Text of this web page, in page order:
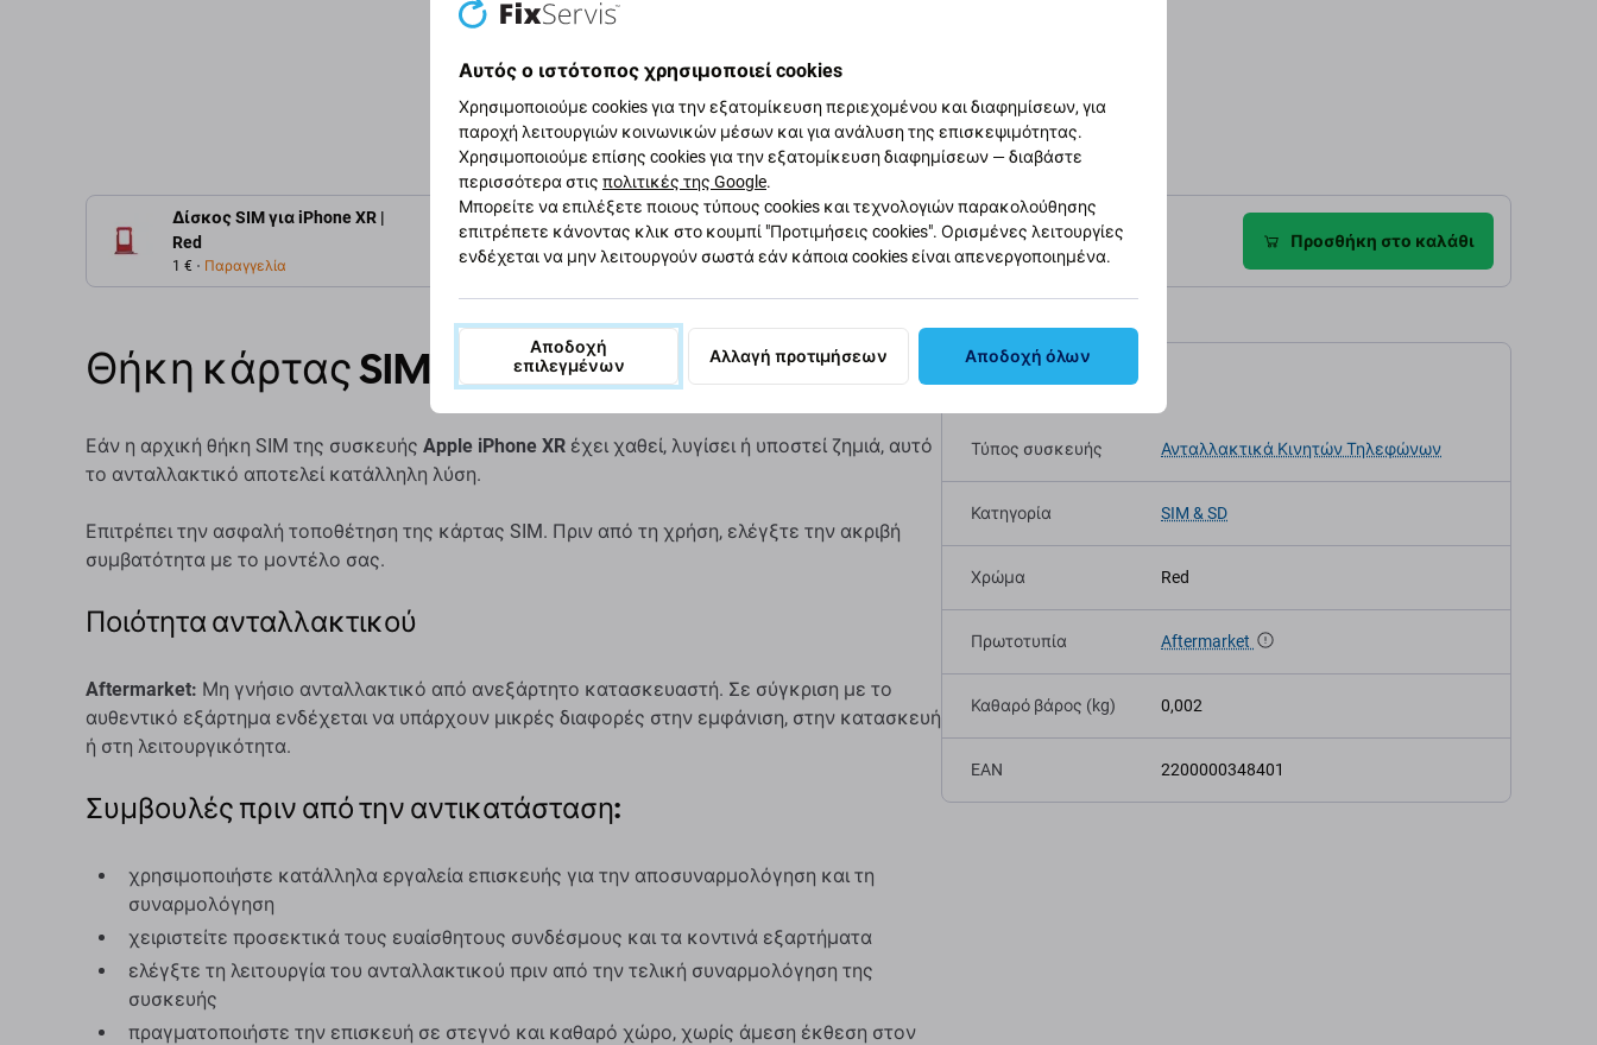
Προσθήκη στο
καλάθι
Δίσκος SIM για iPhone XR |
Red
1 € Παραγγελία
Περιγραφή και προδιαγραφές Ποιότητα Αποστολές και επιστροφές Προσθήκη στο καλάθι
Θήκη κάρτας SIM για Apple iPhone XR
Εάν η αρχική θήκη SIM της συσκευής Apple iPhone XR έχει χαθεί, λυγίσει ή υποστεί ζημιά, αυτό
το ανταλλακτικό αποτελεί κατάλληλη λύση.
Επιτρέπει την ασφαλή τοποθέτηση της κάρτας SIM. Πριν από τη χρήση, ελέγξτε την ακριβή
συμβατότητα με το μοντέλο σας.
Ποιότητα ανταλλακτικού
Aftermarket: Μη γνήσιο ανταλλακτικό από ανεξάρτητο κατασκευαστή. Σε σύγκριση με το
αυθεντικό εξάρτημα ενδέχεται να υπάρχουν μικρές διαφορές στην εμφάνιση, στην κατασκευή
ή στη λειτουργικότητα.
Συμβουλές πριν από την αντικατάσταση:
χρησιμοποιήστε κατάλληλα εργαλεία επισκευής για την αποσυναρμολόγηση και τη
συναρμολόγηση
χειριστείτε προσεκτικά τους ευαίσθητους συνδέσμους και τα κοντινά εξαρτήματα
ελέγξτε τη λειτουργία του ανταλλακτικού πριν από την τελική συναρμολόγηση της
συσκευής
πραγματοποιήστε την επισκευή σε στεγνό και καθαρό χώρο, χωρίς άμεση έκθεση στον
Προδιαγραφές
Τύπος συσκευής Ανταλλακτικά Κινητών Τηλεφώνων
Κατηγορία SIM & SD
Χρώμα Red
Πρωτοτυπία Aftermarket
Καθαρό βάρος (kg) 0,002
EAN 2200000348401
Αυτός ο ιστότοπος χρησιμοποιεί cookies
Χρησιμοποιούμε cookies για την εξατομίκευση περιεχομένου και διαφημίσεων, για
παροχή λειτουργιών κοινωνικών μέσων και για ανάλυση της επισκεψιμότητας.
Χρησιμοποιούμε επίσης cookies για την εξατομίκευση διαφημίσεων — διαβάστε
περισσότερα στις πολιτικές της Google.
Μπορείτε να επιλέξετε ποιους τύπους cookies και τεχνολογιών παρακολούθησης
επιτρέπετε κάνοντας κλικ στο κουμπί "Προτιμήσεις cookies". Ορισμένες λειτουργίες
ενδέχεται να μην λειτουργούν σωστά εάν κάποια cookies είναι απενεργοποιημένα.
Αποδοχή
επιλεγμένων
Αλλαγή προτιμήσεων Αποδοχή όλων